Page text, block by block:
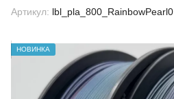
Артикул: lbl_pla_800_RainbowPearl0
НОВИНКА